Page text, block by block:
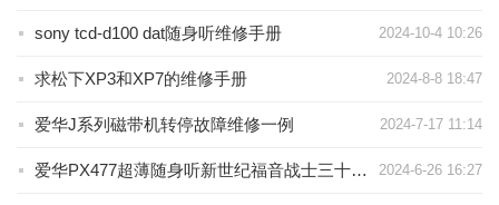
2024-10-4 10:26
sony tcd-d100 dat随身听维修手册
2024-8-8 18:47
求松下XP3和XP7的维修手册
2024-7-17 11:14
爱华J系列磁带机转停故障维修一例
2024-6-26 16:27
爱华PX477超薄随身听新世纪福音战士三十周年纪念版